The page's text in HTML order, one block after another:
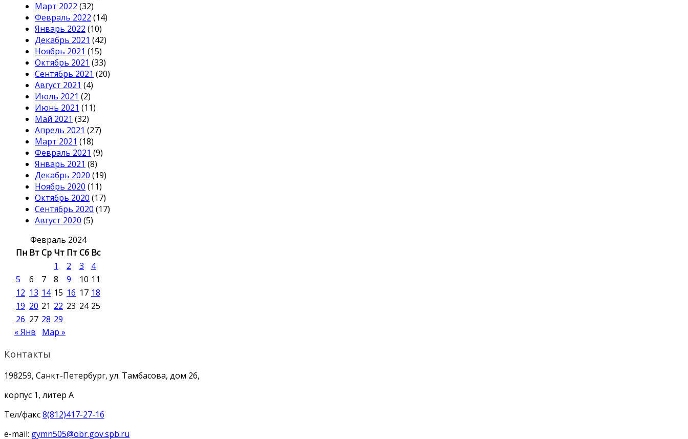
Март 2022 (32)
Февраль 2022 (14)
Январь 2022 (10)
Декабрь 2021 (42)
Ноябрь 2021 (15)
Октябрь 2021 (33)
Сентябрь 2021 (20)
Август 2021 (4)
Июль 2021 (2)
Июнь 2021 (11)
Май 2021 (32)
Апрель 2021 (27)
Март 2021 (18)
Февраль 2021 (9)
Январь 2021 (8)
Декабрь 2020 (19)
Ноябрь 2020 (11)
Октябрь 2020 (17)
Сентябрь 2020 (17)
Август 2020 (5)
Февраль 2024
Пн ВтСр Чт ПтСб Вс
1
2 3
4
5
6 7 8 9 10 11
12 13 14 15 16 17 18
19 20 21 22 23 24 25
26 27 28 29
« Янв
Мар »
Контакты
198259, Санкт-Петербург, ул. Тамбасова, дом 26,
корпус 1, литер А
Тел/факс8(812)417-27-16
e-mail: gymn505@obr.gov.spb.ru